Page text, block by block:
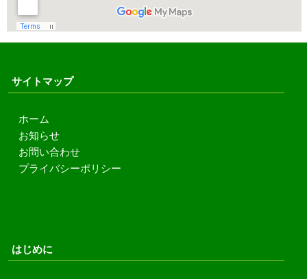
サイトマップ
ホーム
お知らせ
お問い合わせ
プライバシーポリシー
はじめに